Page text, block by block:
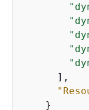
      ],
    }